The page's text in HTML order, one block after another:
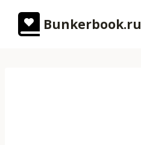
содержимому
Bunkerbook.ru